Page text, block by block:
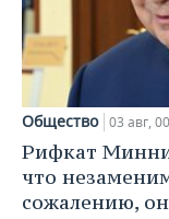
Общество 03 авг,
Рифкат
что
сожалению,